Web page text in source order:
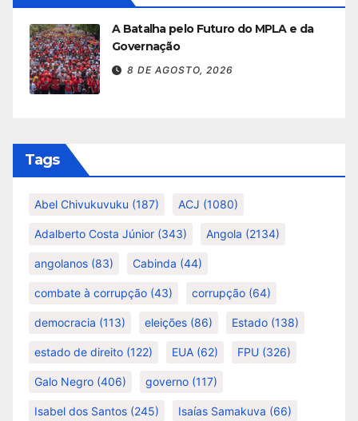
A Batalha pelo Futuro do MPLA e da
Governação
8 DE AGOSTO, 2026
Tags
Abel Chivukuvuku (187) ACJ (1080)
Adalberto Costa Júnior (343) Angola (2134)
angolanos (83) Cabinda (44)
combate à corrupção (43) corrupção (64)
democracia (113) eleições (86) Estado (138)
estado de direito (122) EUA (62) FPU (326)
Galo Negro (406) governo (117)
Isabel dos Santos (245) Isaías Samakuva (66)